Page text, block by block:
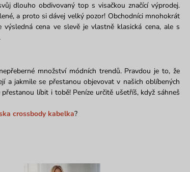
dlouho obdivovaný top s visačkou značící výprodej.
a proto si dávej velký pozor! Obchodníci mnohokrát
cena ve slevě je vlastně klasická cena, ale s
množství módních trendů. Pravdou je to, že
a jakmile se přestanou objevovat v našich oblíbených
líbit i tobě! Peníze určitě ušetříš, když sáhneš
crossbody kabelka?